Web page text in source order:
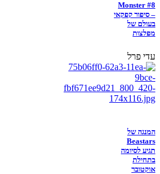
Monster #8
– סיפור קפקאי
בעולם של
מפלצות
עדי פרל
המנגה של
Beastars
תגיע לסיומה
בתחילת
אוקטובר